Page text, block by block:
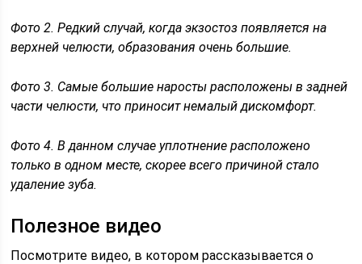
Фото 2. Редкий случай, когда экзостоз появляется на
верхней челюсти, образования очень большие.
Фото 3. Самые большие наросты расположены в задней
части челюсти, что приносит немалый дискомфорт.
Фото 4. В данном случае уплотнение расположено
только в одном месте, скорее всего причиной стало
удаление зуба.
Полезное видео
Посмотрите видео, в котором рассказывается о